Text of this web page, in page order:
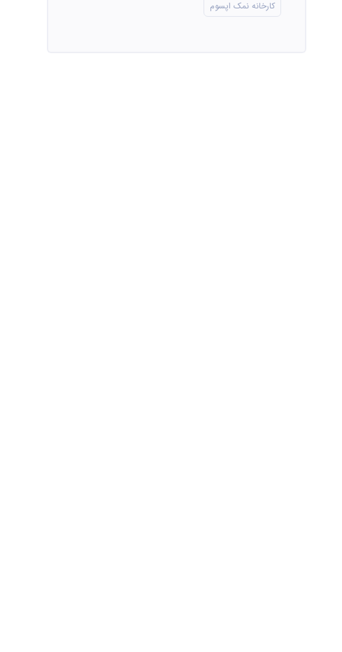
کارخانه نمک اپسوم